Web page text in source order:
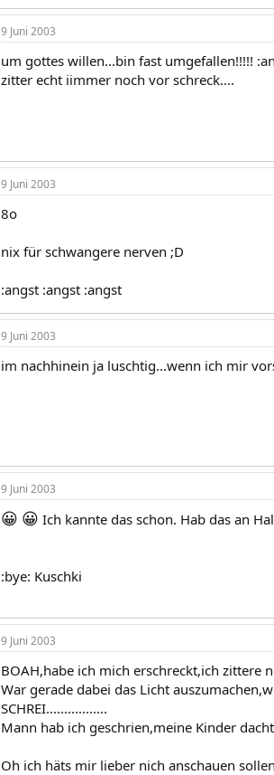
9 Juni 2003
um gottes willen...bin fast umgefallen!!!!!
zitter echt iimmer noch vor schreck....
9 Juni 2003
8o
nix für schwangere nerven ;D
:angst :angst :angst
9 Juni 2003
im nachhinein ja luschtig...wenn ich mir
9 Juni 2003
😀 😀 Ich kannte das schon. Hab das an
:bye: Kuschki
9 Juni 2003
BOAH,habe ich mich erschreckt,ich zittere
War gerade dabei das Licht
SCHREI.................
Mann hab ich geschrien,meine Kinder
Oh ich häts mir lieber nich anschauen